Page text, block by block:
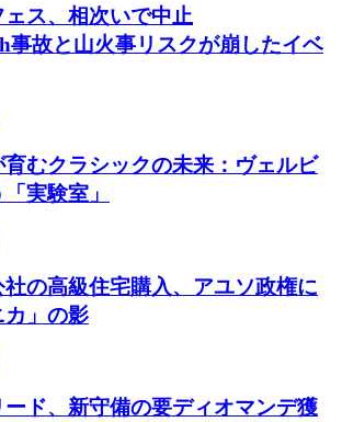
ス、相次いで中止
故と山火事リスクが崩したイベ
むクラシックの未来：ヴェルビ
実験室」
の高級住宅購入、アユソ政権に
」の影
ード、新守備の要ディオマンデ獲